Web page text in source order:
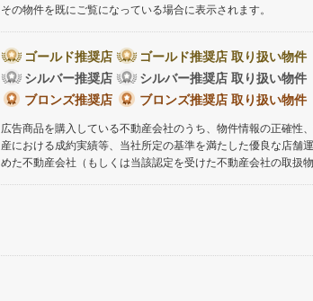
その物件を既にご覧になっている場合に表示されます。
ゴールド推奨店
ゴールド推奨店 取り扱い物件
シルバー推奨店
シルバー推奨店 取り扱い物件
ブロンズ推奨店
ブロンズ推奨店 取り扱い物件
広告商品を購入している不動産会社のうち、物件情報の正確性
産における成約実績等、当社所定の基準を満たした優良な店舗
めた不動産会社（もしくは当該認定を受けた不動産会社の取扱